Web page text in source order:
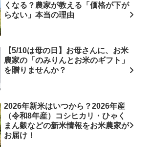
くなる？農家が教える「価格が下が
らない」本当の理由
【5/10は母の日】お母さんに、お米
農家の「のみりんとお米のギフト」
を贈りませんか？
2026年新米はいつから？2026年産
（令和8年産）コシヒカリ・ひゃく
まん穀などの新米情報をお米農家が
お届け！